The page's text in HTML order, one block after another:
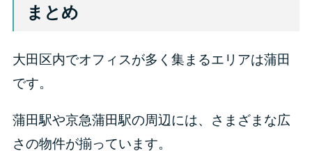
まとめ
大田区内でオフィスが多く集まるエリアは蒲田
です。
蒲田駅や京急蒲田駅の周辺には、さまざまな広
さの物件が揃っています。